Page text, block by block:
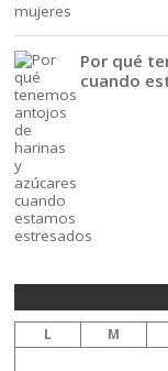
Por qué
cuando
L M